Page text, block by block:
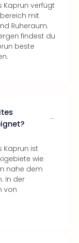
Kaprun verfügt
mit
Ruheraum.
findest du
beste
Kaprun ist
wie
nahe dem
In der
von